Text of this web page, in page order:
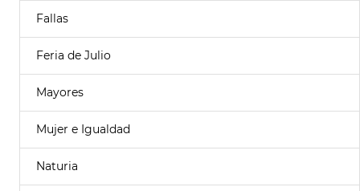
Fallas
Feria de Julio
Mayores
Mujer e Igualdad
Naturia